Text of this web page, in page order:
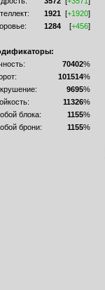
1921 [+1920]
1284 [+456]
70402%
101514%
9695%
11326%
блока:
1155%
брони:
1155%